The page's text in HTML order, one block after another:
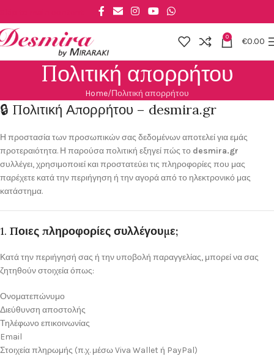
0 €0.00
Πολιτική απορρήτου
Home Πολιτική απορρήτου
🔒 Πολιτική Απορρήτου – desmira.gr
Η προστασία των προσωπικών σας δεδομένων αποτελεί για εμάς
προτεραιότητα. Η παρούσα πολιτική εξηγεί πώς το desmira.gr
συλλέγει, χρησιμοποιεί και προστατεύει τις πληροφορίες που μας
παρέχετε κατά την περιήγηση ή την αγορά από το ηλεκτρονικό μας
κατάστημα.
1. Ποιες πληροφορίες συλλέγουμε;
Κατά την περιήγησή σας ή την υποβολή παραγγελίας, μπορεί να σας
ζητηθούν στοιχεία όπως:
Ονοματεπώνυμο
Διεύθυνση αποστολής
Τηλέφωνο επικοινωνίας
Email
Στοιχεία πληρωμής (π.χ. μέσω Viva Wallet ή PayPal)